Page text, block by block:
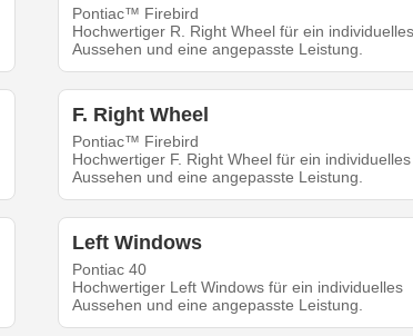
Pontiac™ Firebird
Hochwertiger R. Right Wheel für ein individuelles
Aussehen und eine angepasste Leistung.
F. Right Wheel
Pontiac™ Firebird
Hochwertiger F. Right Wheel für ein individuelles
Aussehen und eine angepasste Leistung.
Left Windows
Pontiac 40
Hochwertiger Left Windows für ein individuelles
Aussehen und eine angepasste Leistung.